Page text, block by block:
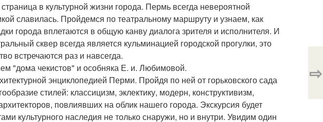
в культурной жизни города. Пермь всегда невероятной
славилась. Пройдемся по театральному маршруту и узнаем, как
города вплетаются в общую канву диалога зрителя и исполнителя. И
сквер всегда является кульминацией городской прогулки, это
встречаются раз и навсегда.
"дома чекистов" и особняка Е. и. Любимовой.
энциклопедией Перми. Пройдя по ней от горьковского сада
стилей: классицизм, эклектику, модерн, конструктивизм,
повлиявших на облик нашего города. Экскурсия будет
культурного наследия не только снаружи, но и внутри. Увидим один
⇨